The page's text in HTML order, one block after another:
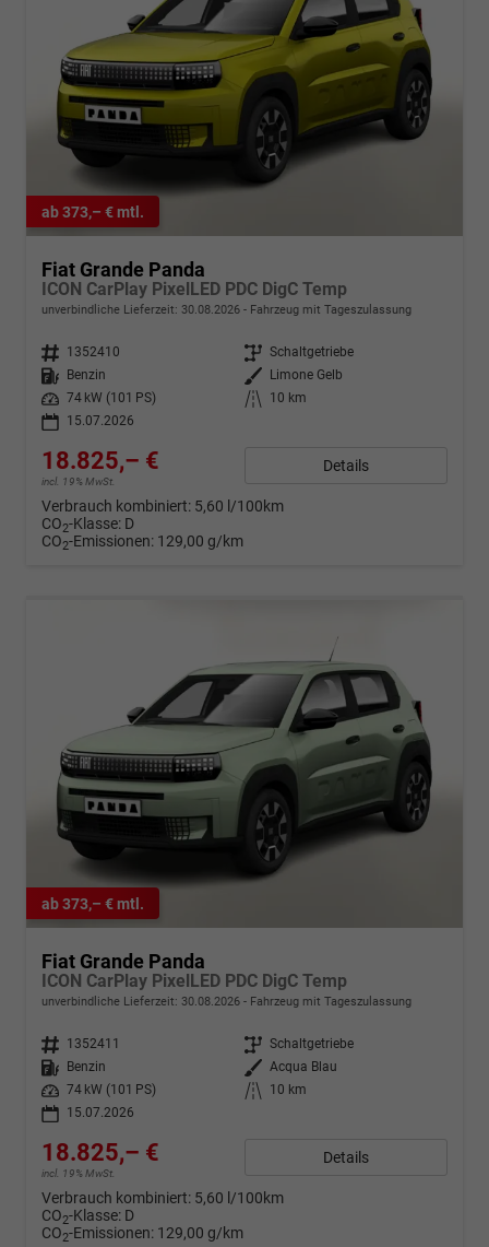
ab 373,– € mtl.
Fiat Grande Panda
ICON CarPlay PixelLED PDC DigC Temp
unverbindliche Lieferzeit: 30.08.2026 Fahrzeug mit Tageszulassung
Fahrzeugnr. 1352410 Getriebe Schaltgetriebe
Kraftstoff
Benzin Außenfarbe
Limone Gelb
Leistung
74 kW (101 PS) Kilometerstand
10 km
15.07.2026
18.825,– €
incl. 19% MwSt.
Details
Verbrauch kombiniert: 5,60 l/100km
CO2-Klasse: D
CO2-Emissionen: 129,00 g/km
ab 373,– € mtl.
Fiat Grande Panda
ICON CarPlay PixelLED PDC DigC Temp
unverbindliche Lieferzeit: 30.08.2026 Fahrzeug mit Tageszulassung
Fahrzeugnr. 1352411 Getriebe Schaltgetriebe
Kraftstoff
Benzin Außenfarbe Acqua Blau
Leistung
74 kW (101 PS) Kilometerstand
10 km
15.07.2026
18.825,– €
incl. 19% MwSt.
Details
Verbrauch kombiniert: 5,60 l/100km
CO2-Klasse: D
CO2-Emissionen: 129,00 g/km